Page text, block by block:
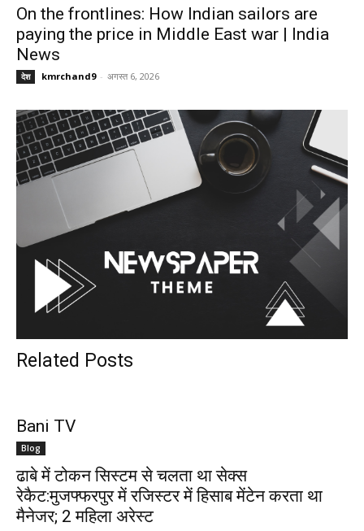
On the frontlines: How Indian sailors are
paying the price in Middle East war | India
News
देश kmrchand9 - अगस्त 6, 2026
Related Posts
Bani TV
Blog
ढाबे में टोकन सिस्टम से चलता था सेक्स
रेकैट:मुजफ्फरपुर में रजिस्टर में हिसाब मेंटेन करता था
मैनेजर; 2 महिला अरेस्ट